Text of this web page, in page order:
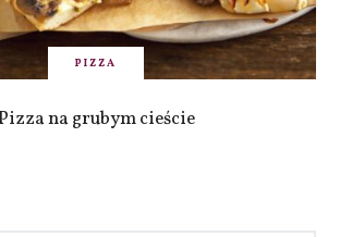
PIZZA
na grubym cieście